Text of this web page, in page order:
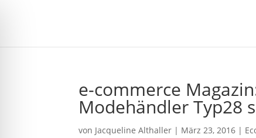
e-commerce
Modehändler Typ28
von Jacqueline Althaller | März 23, 2016 |